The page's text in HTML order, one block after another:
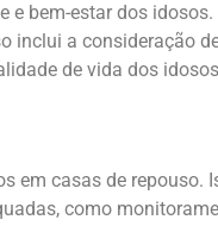
bem-estar dos
inclui a consideração
de vida dos
em casas de
como